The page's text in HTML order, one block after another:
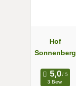
Hof
Sonnenberg
3 Bew.